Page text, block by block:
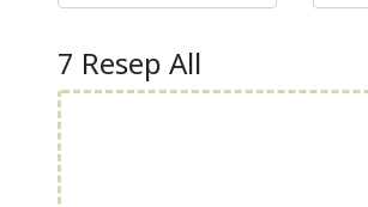
7 Resep All